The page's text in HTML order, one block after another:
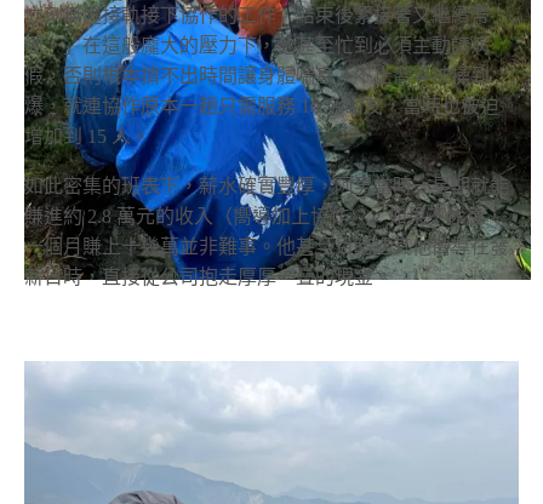
立刻無縫接軌接下協作的工作，結束後緊接著又繼續帶
團。」在這般龐大的壓力下，他甚至忙到必須主動請病
假，否則根本擠不出時間讓身體喘息。不止嚮導被操到
爆，就連協作原本一趟只需服務 10 名山友，當時也被迫
增加到 15 人。
如此密集的班表下，薪水確實豐厚，阿男當時一星期就能
賺進約 2.8 萬元的收入（嚮導加上協作），如果不休息，
一個月賺上十幾萬並非難事。他甚至目睹過其他嚮導在發
薪日時，直接從公司抱走厚厚一疊的現金。